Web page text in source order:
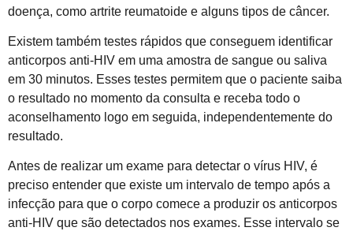
doença, como artrite reumatoide e alguns tipos de câncer.
Existem também testes rápidos que conseguem identificar
anticorpos anti-HIV em uma amostra de sangue ou saliva
em 30 minutos. Esses testes permitem que o paciente saiba
o resultado no momento da consulta e receba todo o
aconselhamento logo em seguida, independentemente do
resultado.
Antes de realizar um exame para detectar o vírus HIV, é
preciso entender que existe um intervalo de tempo após a
infecção para que o corpo comece a produzir os anticorpos
anti-HIV que são detectados nos exames. Esse intervalo se